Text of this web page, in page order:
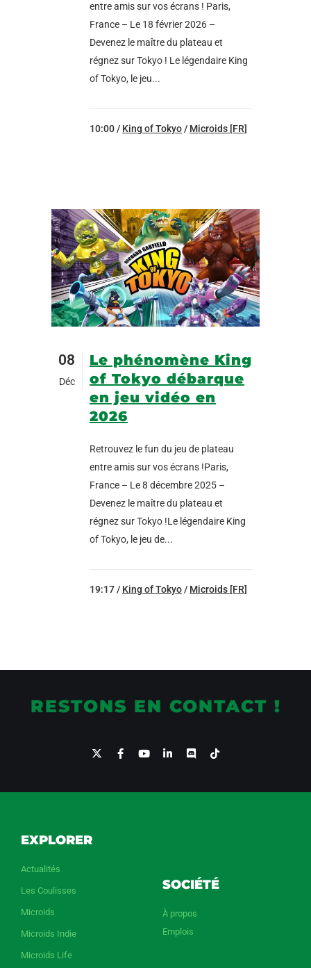
entre amis sur vos écrans ! Paris,
France – Le 18 février 2026 –
Devenez le maître du plateau et
régnez sur Tokyo ! Le légendaire King
of Tokyo, le jeu...
10:00 / King of Tokyo/ Microids [FR]
08
Déc
Le phénomène King
of Tokyo débarque
en jeu vidéo en
2026
Retrouvez le fun du jeu de plateau
entre amis sur vos écrans !Paris,
France – Le 8 décembre 2025 –
Devenez le maître du plateau et
régnez sur Tokyo !Le légendaire King
of Tokyo, le jeu de...
19:17 / King of Tokyo / Microids [FR]
RESTONS EN CONTACT !
EXPLORER
Actualités
Les Coulisses
Microids
Microids Indie
Microids Life
SOCIÉTÉ
À propos
Emplois